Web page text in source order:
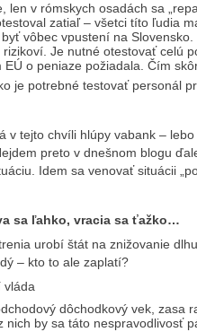
len v rómskych osadách sa
zatiaľ – všetci títo ľudia
vôbec vpustení na
rizikoví. Je nutné otestovať celú
EÚ o peniaze požiadala. Čím
je potrebné testovať personál
v tejto chvíli hlúpy vabank –
preto v dnešnom blogu
Idem sa venovať situácii
sa ľahko, vracia sa ťažko…
urobí štát na znižovanie
– kto to ale zaplatí?
vláda
dôchodkový vek, zasa
nich by sa táto nespravodlivosť